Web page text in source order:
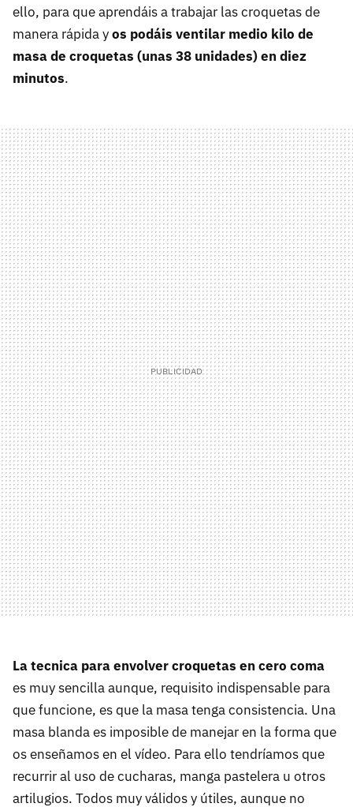
ello, para que aprendáis a trabajar las croquetas de
manera rápida yos podáis ventilar medio kilo de
masa de croquetas (unas 38 unidades) en diez
minutos.
La tecnica para envolver croquetas en cero coma
es muy sencilla aunque, requisito indispensable para
que funcione, es que la masa tenga consistencia. Una
masa blanda es imposible de manejar en la forma que
os enseñamos en el vídeo. Para ello tendríamos que
recurrir al uso de cucharas, manga pastelera u otros
artilugios. Todos muy válidos y útiles, aunque no